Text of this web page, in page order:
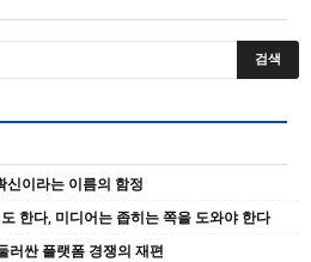
신이라는 이름의 함정
한다, 미디어는 좁히는 쪽을 도와야 한다
러싼 플랫폼 경쟁의 재편